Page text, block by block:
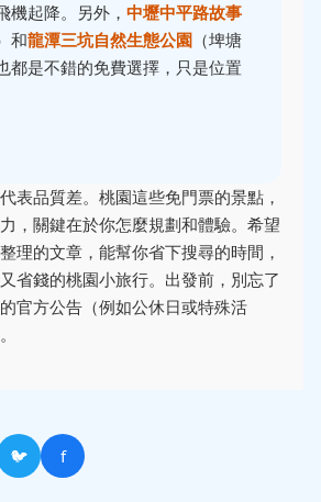
機起降。另外， 中壢中平路故事
和龍潭三坑自然生態公園 （埤塘
都是不錯的免費選擇，只是位置
表品質差。桃園這些免門票的景點，
，關鍵在於你怎麼規劃和體驗。希望
理的文章，能幫你省下搜尋的時間，
省錢的桃園小旅行。出發前，別忘了
官方公告（例如公休日或特殊活
🐦 f